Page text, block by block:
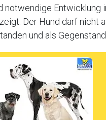
notwendige Entwicklung
Der Hund darf nicht
und als Gegenstand...